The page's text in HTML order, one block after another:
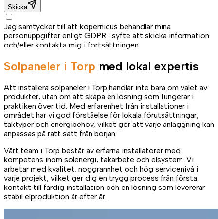
Skicka
Jag samtycker till att kopernicus behandlar mina
personuppgifter enligt GDPR I syfte att skicka information
och/eller kontakta mig i fortsättningen.
Solpaneler i Torp med lokal expertis
Att installera solpaneler i Torp handlar inte bara om valet av
produkter, utan om att skapa en lösning som fungerar i
praktiken över tid. Med erfarenhet från installationer i
området har vi god förståelse för lokala förutsättningar,
taktyper och energibehov, vilket gör att varje anläggning kan
anpassas på rätt sätt från början.
Vårt team i Torp består av erfarna installatörer med
kompetens inom solenergi, takarbete och elsystem. Vi
arbetar med kvalitet, noggrannhet och hög servicenivå i
varje projekt, vilket ger dig en trygg process från första
kontakt till färdig installation och en lösning som levererar
stabil elproduktion år efter år.